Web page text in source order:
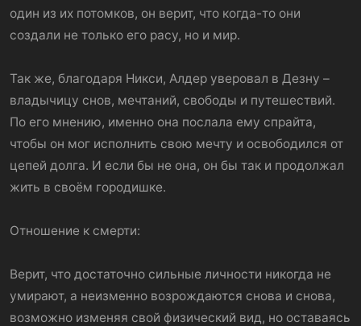
один из их потомков, он верит, что когда-то они
создали не только его расу, но и мир.
Так же, благодаря Никси, Алдер уверовал в Дезну –
владычицу снов, мечтаний, свободы и путешествий.
По его мнению, именно она послала ему спрайта,
чтобы он мог исполнить свою мечту и освободился от
цепей долга. И если бы не она, он бы так и продолжал
жить в своём городишке.
Отношение к смерти:
Верит, что достаточно сильные личности никогда не
умирают, а неизменно возрождаются снова и снова,
возможно изменяя свой физический вид, но оставаясь